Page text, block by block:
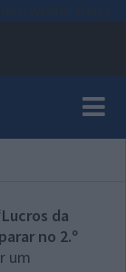
Lucros da
no 2.º
um